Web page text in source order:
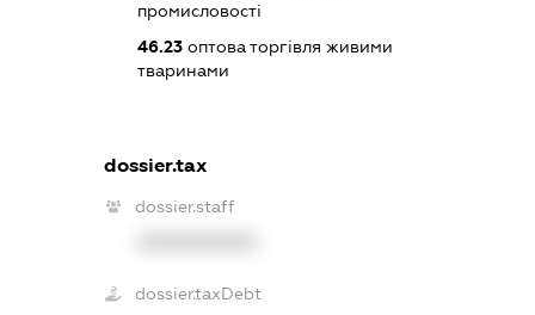
промисловості
46.23оптова торгівля живими
тваринами
dossier.tax
dossier.staff
dossier.taxDebt